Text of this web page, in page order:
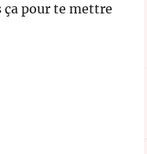
ça pour te mettre